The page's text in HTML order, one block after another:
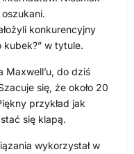
konkurencyjny
kubek?” w tytule.
Maxwell’u, do dziś
się, że około 20
przykład jak
się klapą.
wykorzystał w